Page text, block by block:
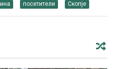
посетители Скопје